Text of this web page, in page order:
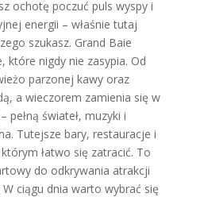
ochotę poczuć puls wyspy i
energii – właśnie tutaj
szukasz. Grand Baie
które nigdy nie zasypia. Od
parzonej kawy oraz
a wieczorem zamienia się w
pełną świateł, muzyki i
Tutejsze bary, restauracje i
łatwo się zatracić. To
do odkrywania atrakcji
ciągu dnia warto wybrać się